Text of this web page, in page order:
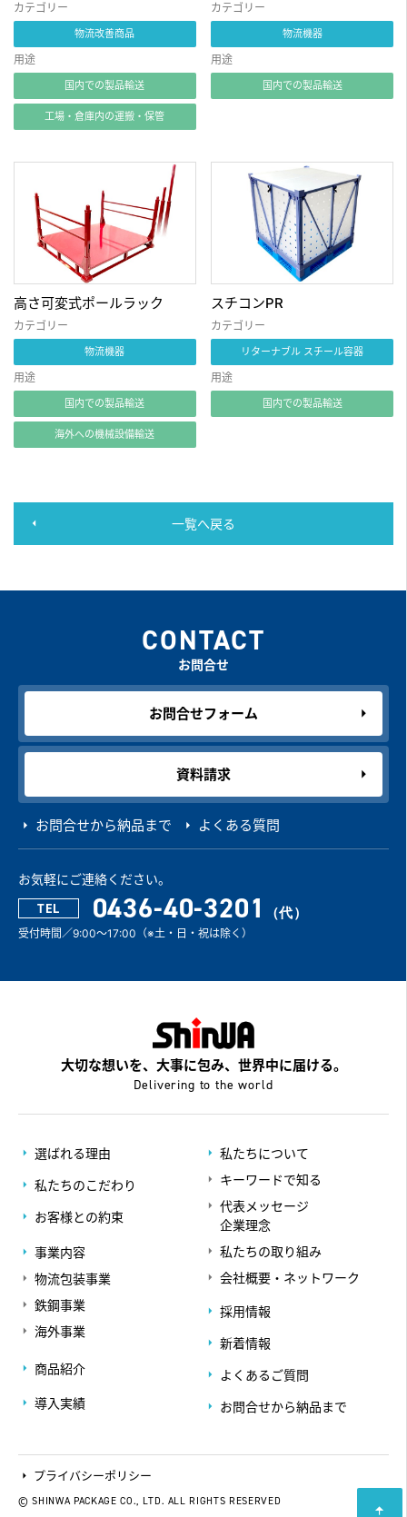
カテゴリー
物流改善商品
用途
国内での製品輸送
工場・倉庫内の運搬・保管
カテゴリー
物流機器
用途
国内での製品輸送
高さ可変式ポールラック
カテゴリー
物流機器
用途
国内での製品輸送
海外への機械設備輸送
スチコンPR
カテゴリー
リターナブル スチール容器
用途
国内での製品輸送
一覧へ戻る
CONTACT
お問合せ
お問合せフォーム
資料請求
お問合せから納品まで よくある質問
お気軽にご連絡ください。
TEL 0436-40-3201
受付時間／9:00～17:00（※土・日・祝は除く）
大切な想いを、大事に包み、世界中に届ける。
Delivering to the world
選ばれる理由
私たちのこだわり
お客様との約束
事業内容
物流包装事業
鉄鋼事業
海外事業
商品紹介
導入実績
私たちについて
キーワードで知る
代表メッセージ
企業理念
私たちの取り組み
会社概要・ネットワーク
採用情報
新着情報
よくあるご質問
お問合せから納品まで
プライバシーポリシー
© SHINWA PACKAGE CO., LTD. ALL RIGHTS RESERVED